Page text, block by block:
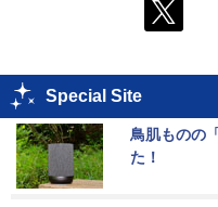
Special Site
鳥肌ものの
た！